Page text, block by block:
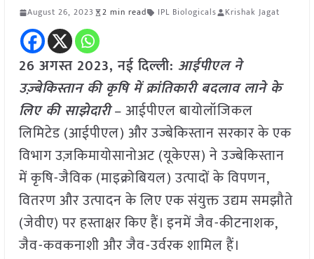
August 26, 2023 2 min read IPL Biologicals Krishak Jagat
26 अगस्त 2023, नई दिल्ली: आईपीएल ने
उज़्बेकिस्तान की कृषि में क्रांतिकारी बदलाव लाने के
लिए की साझेदारी– आईपीएल बायोलॉजिकल
लिमिटेड (आईपीएल) और उज्बेकिस्तान सरकार के एक
विभाग उज़किमायोसानोअट (यूकेएस) ने उज्बेकिस्तान
में कृषि-जैविक (माइक्रोबियल) उत्पादों के विपणन,
वितरण और उत्पादन के लिए एक संयुक्त उद्यम समझौते
(जेवीए) पर हस्ताक्षर किए हैं। इनमें जैव-कीटनाशक,
जैव-कवकनाशी और जैव-उर्वरक शामिल हैं।